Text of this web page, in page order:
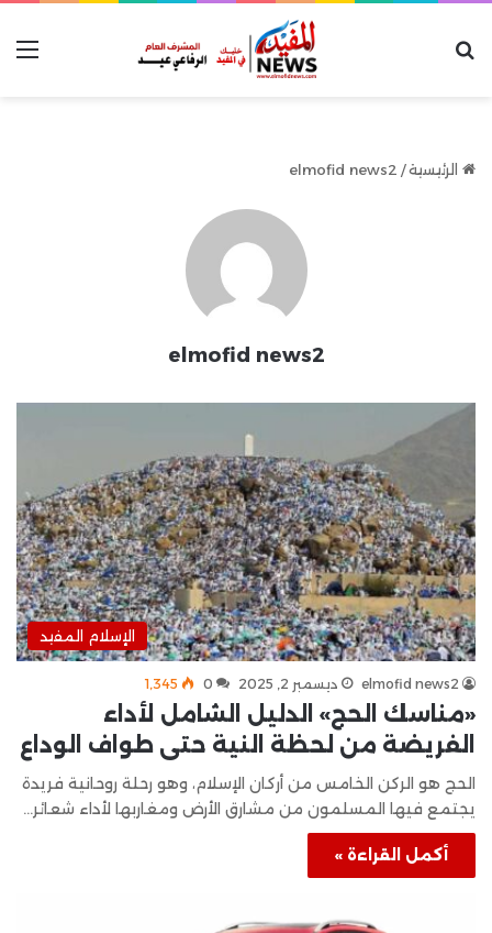
الرئيسية/
elmofid news2
elmofid news2
الإسلام المفيد
elmofid news2 ديسمبر 2, 2025 0 1٬345
«مناسك الحج» الدليل الشامل لأداء
الفريضة من لحظة النية حتى طواف الوداع
الحج هو الركن الخامس من أركان الإسلام، وهو رحلة روحانية فريدة
يجتمع فيها المسلمون من مشارق الأرض ومغاربها لأداء شعائر…
أكمل القراءة »